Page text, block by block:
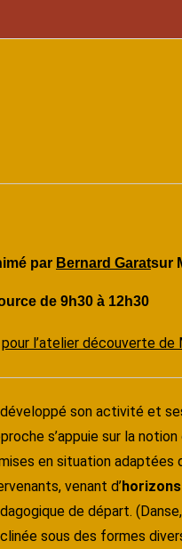
par Bernard Garatsur
de 9h30 à 12h30
pour l’atelier découverte de
développé son activité et
s’appuie sur la
en situation adaptées
venant d’
de départ.
sous des formes